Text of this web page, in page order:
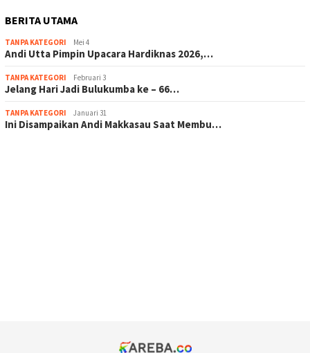
BERITA UTAMA
TANPA KATEGORI Mei 4
Andi Utta Pimpin Upacara Hardiknas 2026,…
TANPA KATEGORI Februari 3
Jelang Hari Jadi Bulukumba ke – 66…
TANPA KATEGORI Januari 31
Ini Disampaikan Andi Makkasau Saat Membu…